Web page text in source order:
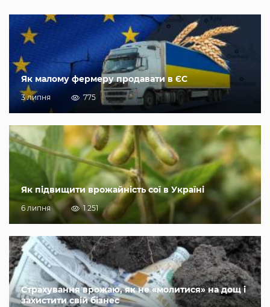
Як малому фермеру продавати в ЄС
3 липня 775
Як підвищити врожайність сої в Україні
6 липня 1 251
Страхування врожаю, як не «молитися» на дощ і
захистити свій бізнес